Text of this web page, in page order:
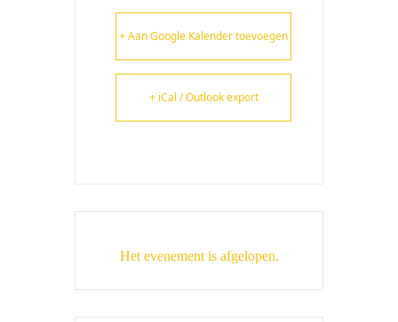
+ Aan Google Kalender toevoegen
+ iCal / Outlook export
Het evenement is afgelopen.